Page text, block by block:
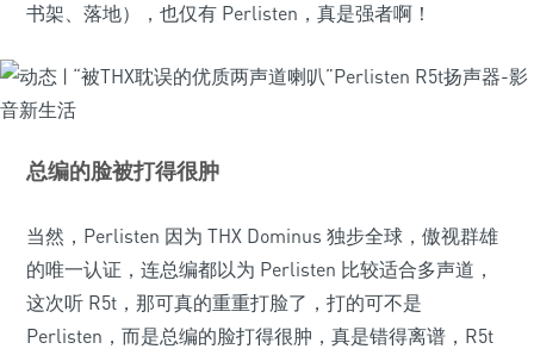
书架、落地），也仅有 Perlisten，真是强者啊！
总编的脸被打得很肿
当然，Perlisten 因为 THX Dominus 独步全球，傲视群雄
的唯一认证，连总编都以为 Perlisten 比较适合多声道，
这次听 R5t，那可真的重重打脸了，打的可不是
Perlisten，而是总编的脸打得很肿，真是错得离谱，R5t